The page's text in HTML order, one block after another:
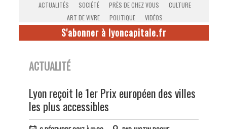
ACTUALITÉS SOCIÉTÉ PRÈS DE CHEZ VOUS
CULTURE
ART DE VIVRE
POLITIQUE VIDÉOS
S'abonner à lyoncapitale.fr
ACTUALITÉ
Lyon reçoit le 1er Prix européen des villes
les plus accessibles